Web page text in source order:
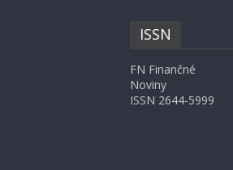
ISSN
FN Finančné
Noviny
ISSN 2644-5999